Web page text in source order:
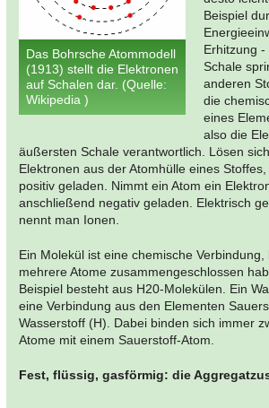
Das Bohrsche Atommodell
(1913) stellt die Elektronen
auf Schalen dar. (Quelle:
Wikipedia )
Beispiel
Erhitzung
Schale
anderen
die
eines
also die
äußersten Schale verantwortlich. Lösen
Elektronen aus der Atomhülle eines
positiv geladen. Nimmt ein Atom ein
anschließend negativ geladen. Elektrisch
nennt man Ionen.
Ein Molekül ist eine chemische Verbindung,
mehrere Atome zusammengeschlossen
Beispiel besteht aus H20-Molekülen. Ein
eine Verbindung aus den Elementen
Wasserstoff (H). Dabei binden sich immer
Atome mit einem Sauerstoff-Atom.
Fest, flüssig, gasförmig: die